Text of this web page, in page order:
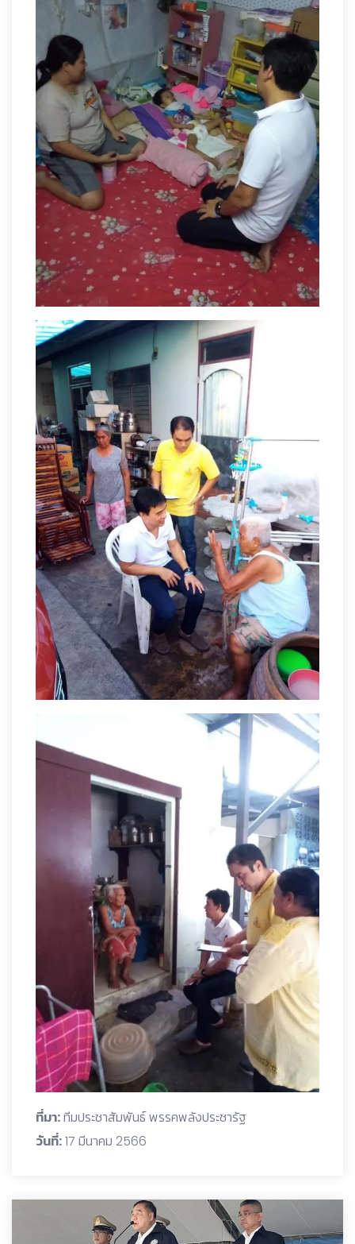
ที่มา:ทีมประชาสัมพันธ์ พรรคพลังประชารัฐ
วันที่:17 มีนาคม 2566